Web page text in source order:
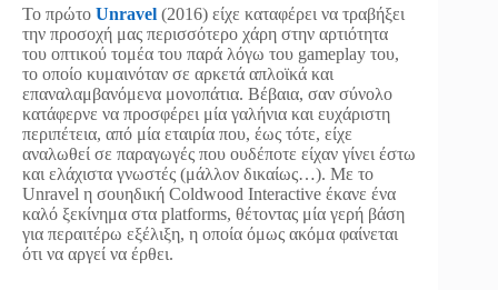
Το πρώτο Unravel (2016) είχε καταφέρει να τραβήξει
την προσοχή μας περισσότερο χάρη στην αρτιότητα
του οπτικού τομέα του παρά λόγω του gameplay του,
το οποίο κυμαινόταν σε αρκετά απλοϊκά και
επαναλαμβανόμενα μονοπάτια. Βέβαια, σαν σύνολο
κατάφερνε να προσφέρει μία γαλήνια και ευχάριστη
περιπέτεια, από μία εταιρία που, έως τότε, είχε
αναλωθεί σε παραγωγές που ουδέποτε είχαν γίνει έστω
και ελάχιστα γνωστές (μάλλον δικαίως…). Με το
Unravel η σουηδική Coldwood Interactive έκανε ένα
καλό ξεκίνημα στα platforms, θέτοντας μία γερή βάση
για περαιτέρω εξέλιξη, η οποία όμως ακόμα φαίνεται
ότι να αργεί να έρθει.